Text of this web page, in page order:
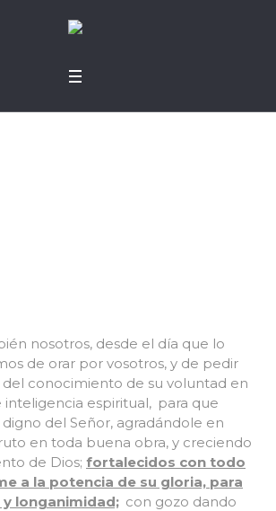
nosotros, desde el día que lo
de orar por vosotros, y de pedir
del conocimiento de su voluntad en
inteligencia espiritual, para que
del Señor, agradándole en
en toda buena obra, y creciendo
de Dios; fortalecidos con todo
a la potencia de su gloria, para
longanimidad; con gozo dando